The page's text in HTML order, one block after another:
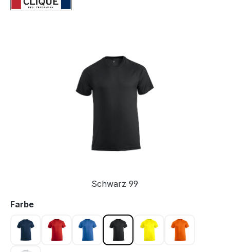
Schwarz 99
Farbeauswählen
Dark navy 580
Rot 35 Royal Blau 55Schwarz 99Warnschutz Gelb 11
Warnschutz